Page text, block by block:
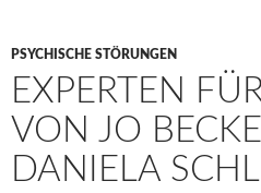
PSYCHISCHE STÖRUNGEN
EXPERTEN
VON JO
DANIELA